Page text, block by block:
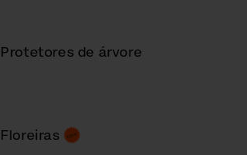
Protetores de árvore
Floreiras